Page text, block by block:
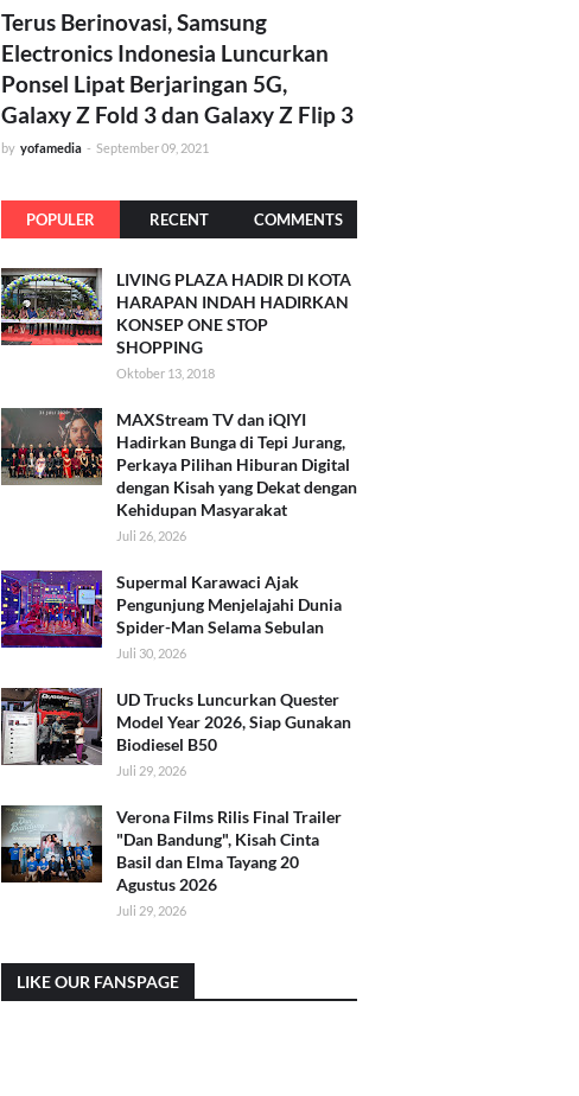
Terus Berinovasi, Samsung
Electronics Indonesia Luncurkan
Ponsel Lipat Berjaringan 5G,
Galaxy Z Fold 3 dan Galaxy Z Flip 3
by yofamedia - September 09, 2021
POPULER RECENT COMMENTS
LIVING PLAZA HADIR DI KOTA
HARAPAN INDAH HADIRKAN
KONSEP ONE STOP
SHOPPING
Oktober 13, 2018
MAXStream TV dan iQIYI
Hadirkan Bunga di Tepi Jurang,
Perkaya Pilihan Hiburan Digital
dengan Kisah yang Dekat dengan
Kehidupan Masyarakat
Juli 26, 2026
Supermal Karawaci Ajak
Pengunjung Menjelajahi Dunia
Spider-Man Selama Sebulan
Juli 30, 2026
UD Trucks Luncurkan Quester
Model Year 2026, Siap Gunakan
Biodiesel B50
Juli 29, 2026
Verona Films Rilis Final Trailer
"Dan Bandung", Kisah Cinta
Basil dan Elma Tayang 20
Agustus 2026
Juli 29, 2026
LIKE OUR FANSPAGE